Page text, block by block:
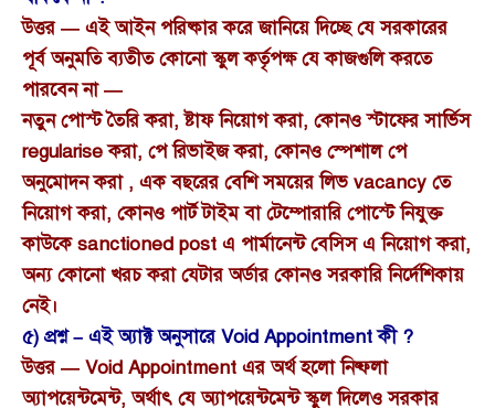
উত্তর — এই আইন পরিষ্কার করে জানিয়ে দিচ্ছে যে সরকারের
পূর্ব অনুমতি ব্যতীত কোনো স্কুল কর্তৃপক্ষ যে কাজগুলি করতে
পারবেন না —
নতুন পোস্ট তৈরি করা, ষ্টাফ নিয়োগ করা, কোনও স্টাফের সার্ভিস
regularise করা, পে রিভাইজ করা, কোনও স্পেশাল পে
অনুমোদন করা , এক বছরের বেশি সময়ের লিভ vacancy তে
নিয়োগ করা, কোনও পার্ট টাইম বা টেম্পোরারি পোস্টে নিযুক্ত
কাউকে sanctioned post এ পার্মানেন্ট বেসিস এ নিয়োগ করা,
অন্য কোনো খরচ করা যেটার অর্ডার কোনও সরকারি নির্দেশিকায়
নেই।
৫) প্রশ্ন – এই অ্যাক্ট অনুসারে Void Appointment কী ?
উত্তর — Void Appointment এর অর্থ হলো নিষ্ফলা
অ্যাপয়েন্টমেন্ট, অর্থাৎ যে অ্যাপয়েন্টমেন্ট স্কুল দিলেও সরকার